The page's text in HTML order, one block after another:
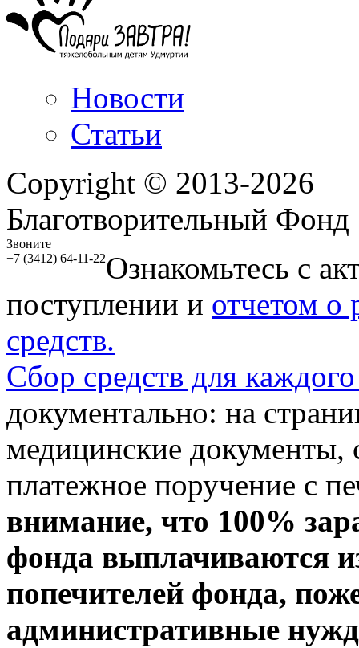
Новости
Статьи
Copyright © 2013-2026
Благотворительный
Звоните
+7 (3412) 64-11-22Ознакомьтесь с
поступлении и отчетом о
средств.
Сбор средств для
документально: на
медицинские документы,
платежное поручение с
внимание, что 100%
фонда выплачиваются
попечителей фонда,
административные